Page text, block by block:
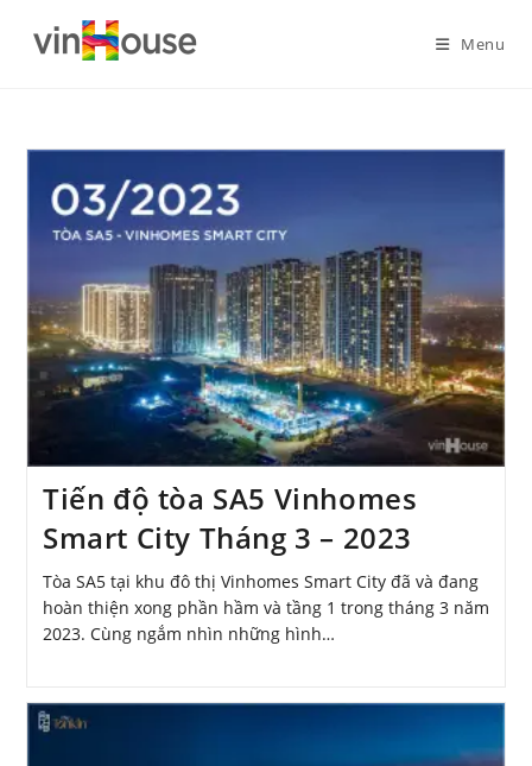
Menu
Tiến độ tòa SA5 Vinhomes
Smart City Tháng 3 – 2023
Tòa SA5 tại khu đô thị Vinhomes Smart City đã và đang
hoàn thiện xong phần hầm và tầng 1 trong tháng 3 năm
2023. Cùng ngắm nhìn những hình…